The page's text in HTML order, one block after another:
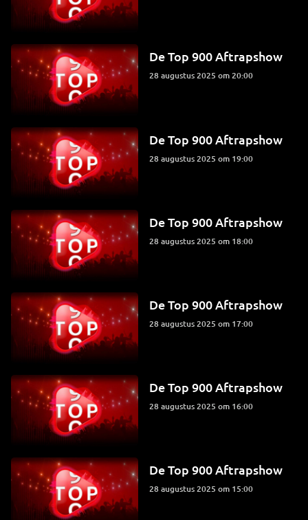
De Top 900 Aftrapshow
28 augustus 2025 om 20:00
De Top 900 Aftrapshow
28 augustus 2025 om 19:00
De Top 900 Aftrapshow
28 augustus 2025 om 18:00
De Top 900 Aftrapshow
28 augustus 2025 om 17:00
De Top 900 Aftrapshow
28 augustus 2025 om 16:00
De Top 900 Aftrapshow
28 augustus 2025 om 15:00